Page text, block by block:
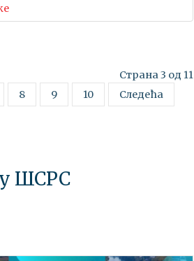
Страна 3 од 11
8 9 10
Следећа
ШСРС